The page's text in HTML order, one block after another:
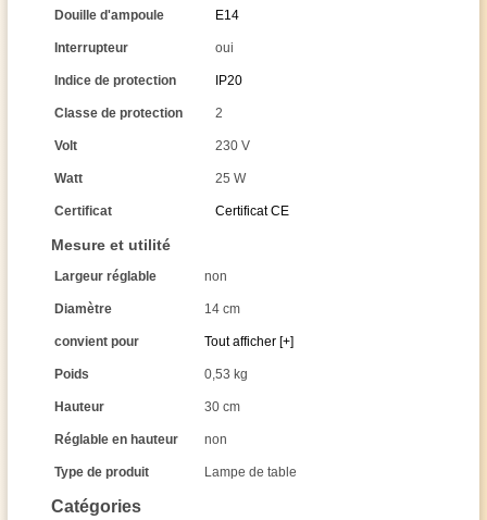
Catégories
Douille d'ampoule E14
Interrupteur oui
Indice de protection IP20
Classe de protection 2
Volt 230 V
Watt 25 W
Certificat Certificat CE
Mesure et utilité
Largeur réglable non
Diamètre 14 cm
convient pour Tout afficher [+]
Poids 0,53 kg
Hauteur 30 cm
Réglable en hauteur non
Type de produit Lampe de table